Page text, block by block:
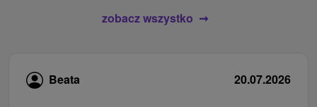
zobacz wszystko
Beata 20.07.2026